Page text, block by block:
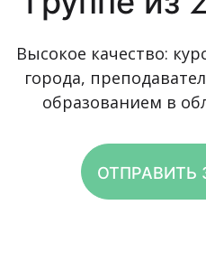
Высокое качество:
города,
образованием в
ОТПРАВИТЬ